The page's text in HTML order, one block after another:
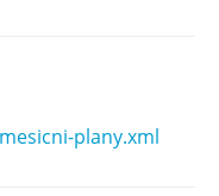
plany.xml